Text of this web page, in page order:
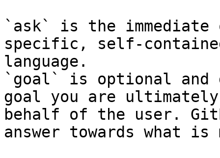
`ask` is the
specific, self-
language.
`goal` is optional and
goal you are
behalf of the user.
answer towards what